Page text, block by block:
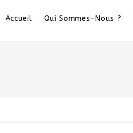
Accueil Qui Sommes-Nous ?